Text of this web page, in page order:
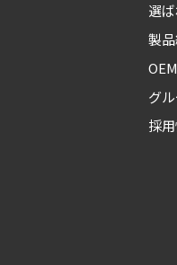
選
製
グ
採